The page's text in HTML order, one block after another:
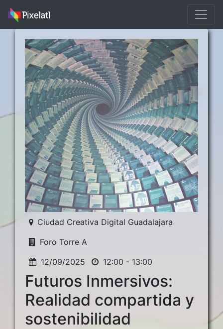
Ciudad Creativa Digital Guadalajara
Foro Torre A
12/09/2025
12:00 - 13:00
Futuros Inmersivos:
Realidad compartida y
sostenibilidad